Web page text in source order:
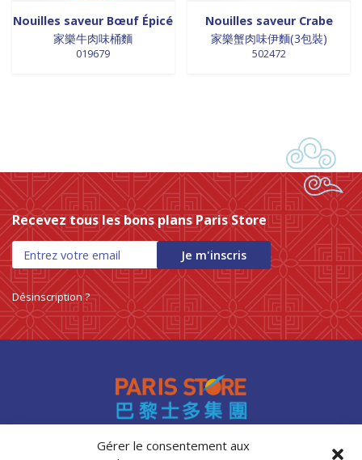
Gérer le consentement aux
Nouilles saveur Bœuf Épicé
家樂牛肉味桶麵
019679
Nouilles saveur Crabe
家樂蟹肉味伊麵(3包裝)
502472
Recevez tous les bons plans Paris Store
Je m'inscris
Désinscription ?